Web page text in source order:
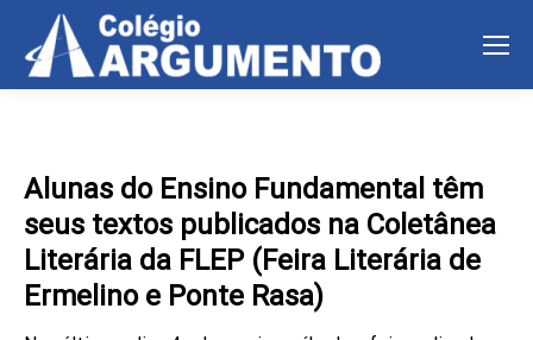
Alunas do Ensino Fundamental têm
seus textos publicados na Coletânea
Literária da FLEP (Feira Literária de
Ermelino e Ponte Rasa)